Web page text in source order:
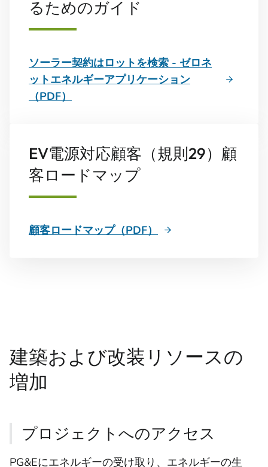
るためのガイド
ソーラー契約はロットを検索 - ゼロネ
ットエネルギーアプリケーション
（PDF）
EV電源対応顧客（規則29）顧
客ロードマップ
顧客ロードマップ（PDF）
建築および改装リソースの
増加
プロジェクトへのアクセス
PG&Eにエネルギーの受け取り、エネルギーの生